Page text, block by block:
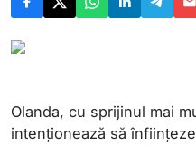
Olanda, cu sprijinul mai
intenționează să